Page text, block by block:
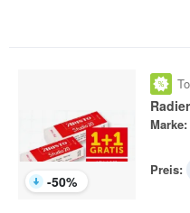
-50%
Marke:
Preis: